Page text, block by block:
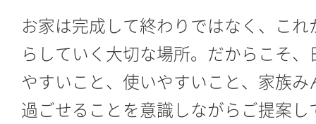
お家は完成して終わりではなく、こ
らしていく大切な場所。だからこそ
やすいこと、使いやすいこと、家族
過ごせることを意識しながらご提案し